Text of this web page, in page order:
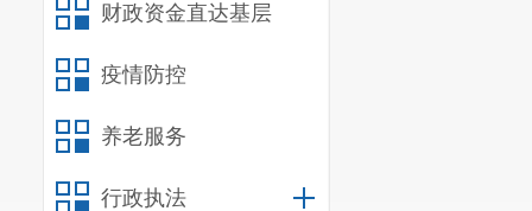
财政资金直达基层
疫情防控
养老服务
行政执法